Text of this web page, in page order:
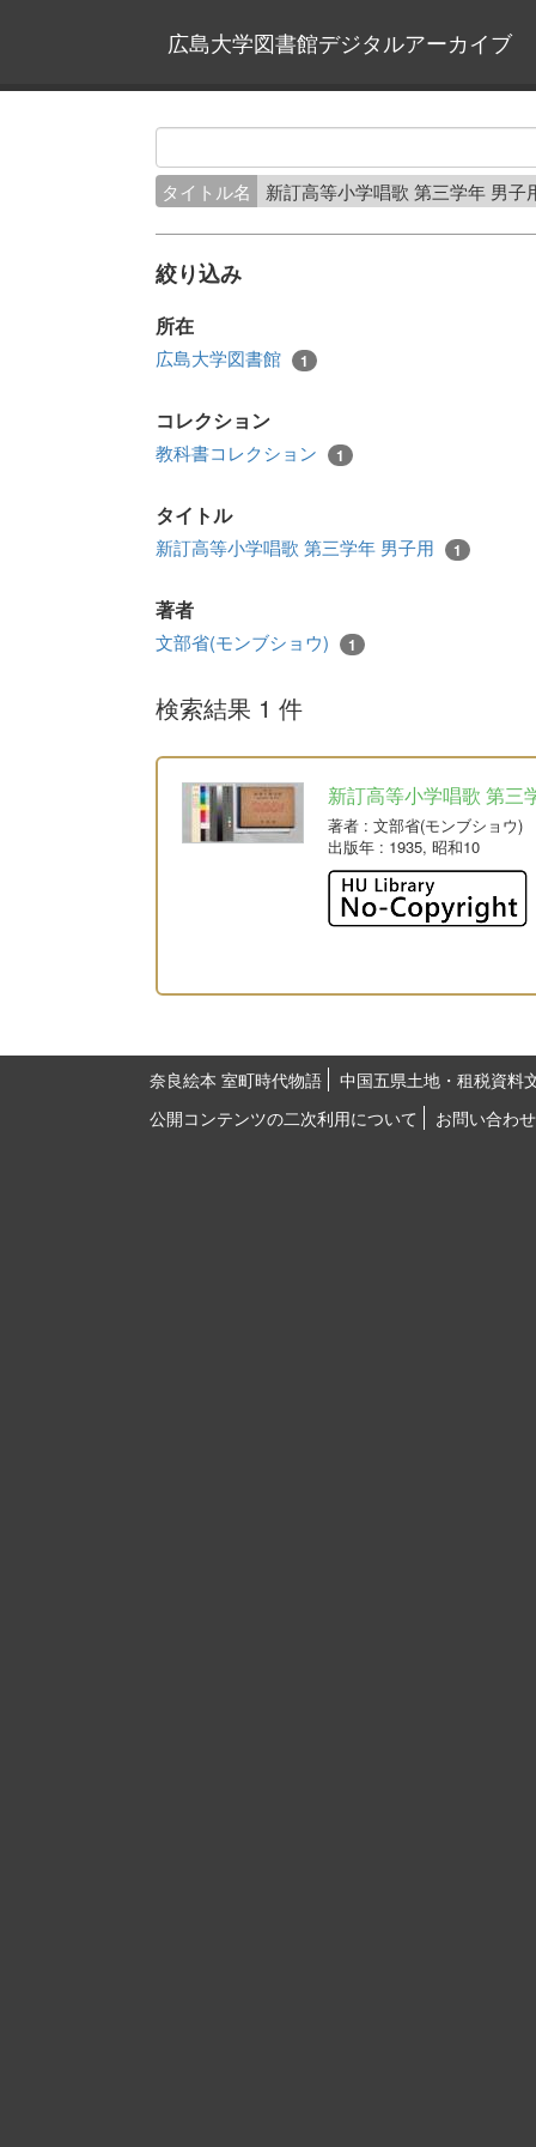
広島大学図書館デジタルアーカイブ
タイトル名 新訂高等小学唱歌 第三学年 男子
絞り込み
所在
広島大学図書館 1
コレクション
教科書コレクション 1
タイトル
新訂高等小学唱歌 第三学年 男子用 1
著者
文部省(モンブショウ) 1
検索結果 1 件
新訂高等小学唱歌 第三
著者 : 文部省(モンブショウ)
出版年 : 1935, 昭和10
奈良絵本 室町時代物語
中国五県土地・租税資料
公開コンテンツの二次利用について
お問い合わせ